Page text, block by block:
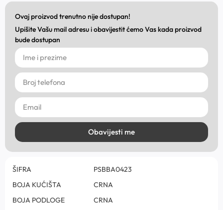
Ovaj proizvod trenutno nije dostupan!
Upišite Vašu mail adresu i obavijestit ćemo Vas kada proizvod
bude dostupan
Obavijesti me
ŠIFRA
PSBBA0423
BOJA KUĆIŠTA
CRNA
BOJA PODLOGE
CRNA